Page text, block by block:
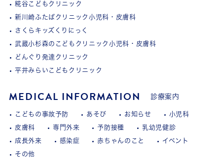
糀谷こどもクリニック
新川崎ふたばクリニック小児科・皮膚科
さくらキッズくりにっく
武蔵小杉森のこどもクリニック小児科・皮膚科
どんぐり発達クリニック
平井みらいこどもクリニック
MEDICAL INFORMATION 診療案内
こどもの事故予防 あそび お知らせ 小児科
皮膚科 専門外来 予防接種 乳幼児健診
成長外来 感染症 赤ちゃんのこと イベント
その他